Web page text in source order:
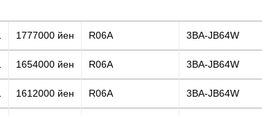
1777000 йен R06A 3BA-JB64W
1654000 йен R06A 3BA-JB64W
1612000 йен R06A 3BA-JB64W